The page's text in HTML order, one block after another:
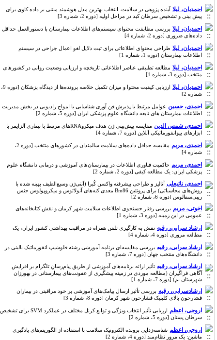
احمدیان، لیلا آینده پژوهی در سلامت: انتخاب بهترین مدل هوشمند مبتنی بر داده کاوی برای
پیش بینی و تشخیص سرطان کبد در مراحل اولیه [دوره 2، شماره 3]
احمدیان، لیلا بررسی مطابقت محتوای سیستم‌های اطلاعات بیمارستان با دستورالعمل حداقل
داده‌های ضروری [دوره 2، شماره 4]
احمدیان، لیلا طراحی محتوای اطلاعاتی برای ثبت دلایل لغو اعمال جراحی در سیستم
اطلاعات بیمارستان [دوره 1، شماره 1]
احمدیان، لیلا مطالعه تطبیقی عناصر اطلاعاتی تاریخچه و ارزیابی وضعیت روانی در کشورهای
منتخب [دوره 3، شماره 1]
احمدیان، لیلا
ارزیابی کیفیت محتوا و میزان تکمیل خلاصه پرونده‌ها از دیدگاه پزشکان [دوره 9،
شماره 2]
احمدی، حسین عوامل مرتبط با پذیرش فن آوری شناسایی با امواج رادیویی در بخش مدیریت
اطلاعات بیمارستان های تابعه دانشگاه علوم پزشکی ایران [دوره 5، شماره 2]
احمدی، شمس الدین
مقایسه پیش‌بینی ژن‌ هدف میکروRNAهای مرتبط با بیماری آلزایمر با
ابزارهای بیوانفورماتیکی آنلاین [دوره 7، شماره 4]
احمدی، مریم
مقایسه حداقل داده‌های سلامت سالمندان در کشورهای منتخب [دوره 2،
شماره 4]
احمدی، مریم حاکمیت فناوری اطلاعات در بیمارستان‌های آموزشی و درمانی دانشگاه علوم
پزشکی ایران: یک مطالعه کیفی [دوره 2، شماره 2]
احمدی، نائبعلی آنالیز و طراحی پیشرفته واکسن کُبرا (آنتی‌ژن وسیع‌الطیف بهینه شده با
روش‌های محاسباتی) برای پروتئین Bm86 معدی کنه‌های آنولاتوس و میکروپولوس جنس
ریپی‌سفالوس [دوره 6، شماره 2]
اخوتی، مریم بررسی رفتار جستجوی اطلاعات سلامت شهر کرمان و نقش کتابخانه‌های
عمومی در این زمینه [دوره 3، شماره 1]
ارشاد سرابی، رقیه نقش به کارگیری تلفن همراه در مراقبت بهداشتی کشور ایران، یک
مطالعه مروری [دوره 4، شماره 4]
ارشاد سرابی، رقیه بررسی مقایسه‌ای برنامه آموزشی رشته فلوشیپ انفورماتیک بالینی در
دانشگاه‌‌های منتخب جهان [دوره 7، شماره 3]
ارشاد سرابی، رقیه تأثیر ارائه برنامه‌های آموزشی از طریق پیام‌رسانِ تلگرام بر افزایش
آگاهی فراگیران (مطالعه موردی در زمینه پیشگیری از عفونت‌های بیمارستانی در بهورزان
شهرستان بم) [دوره 7، شماره 1]
ارشادسرابی، رقیه بررسی تأثیر ارسال پیامک‌های آموزشی بر خود مراقبتی در بیماران
فشارخون بالای کلینیک فشارخون شهر کرمان [دوره 8، شماره 3]
اروجی، اعظم
ارزیابی تأثیر انتخاب ویژگی و توابع کرنل مختلف در عملکرد SVM برای تشخیص
سرطان پستان [دوره 5، شماره 2]
اروجی، اعظم شناسه‌زدایی پرونده الکترونیک سلامت با استفاده از الگوریتم‌های یادگیری
ماشین: یک مرور نظام‌مند [دوره 4، شماره 2]